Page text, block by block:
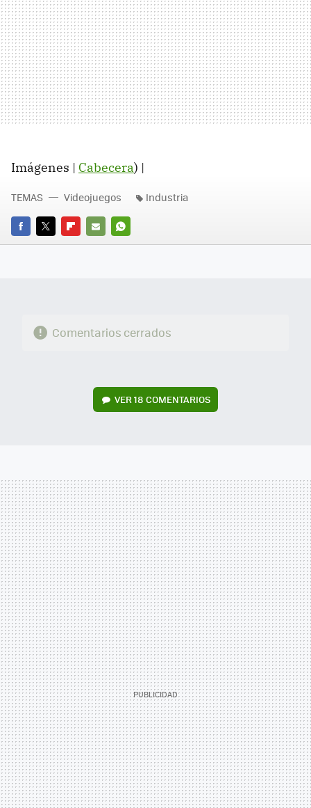
Imágenes | Cabecera) |
FACEBOOK
TWITTERFLIPBOARD
E-
WHATSAPP
TEMAS Videojuegos Industria
Comentarios cerrados
VER18 COMENTARIOS